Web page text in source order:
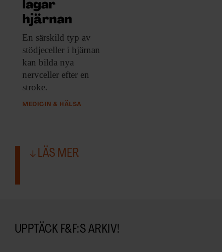
ARKIV & E-TIDNING
LYSSNA/PODD
EVENEMANG & RESOR
SHOP
KONTAKTA F&F
lagar
hjärnan
En särskild typ av
stödjeceller i hjärnan
kan bilda nya
nervceller efter en
stroke.
MEDICIN & HÄLSA
LÄS MER
UPPTÄCK F&F:S ARKIV!